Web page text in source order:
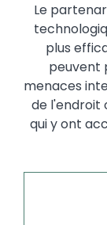
Le
plus
peuvent
menaces
de l'endroit
qui y ont